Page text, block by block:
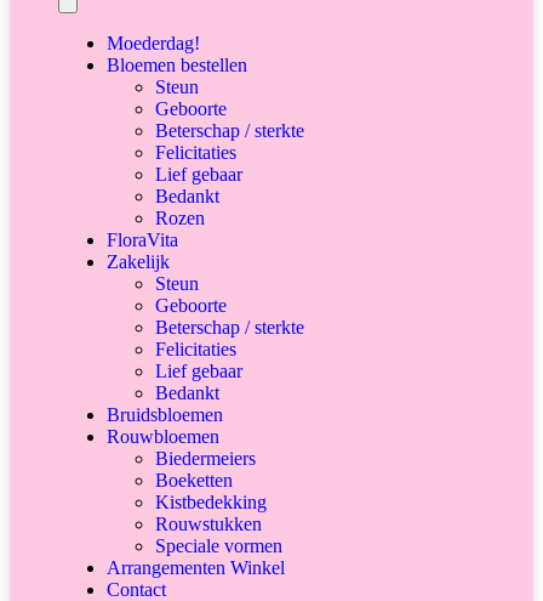
Moederdag!
Bloemen bestellen
Steun
Geboorte
Beterschap / sterkte
Felicitaties
Lief gebaar
Bedankt
Rozen
FloraVita
Zakelijk
Steun
Geboorte
Beterschap / sterkte
Felicitaties
Lief gebaar
Bedankt
Bruidsbloemen
Rouwbloemen
Biedermeiers
Boeketten
Kistbedekking
Rouwstukken
Speciale vormen
Arrangementen Winkel
Contact